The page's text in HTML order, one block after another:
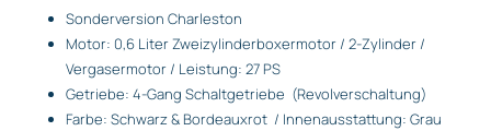
Sonderversion Charleston
Motor: 0,6 Liter Zweizylinderboxermotor / 2-Zylinder /
Vergasermotor / Leistung: 27 PS
Getriebe: 4-Gang Schaltgetriebe (Revolverschaltung)
Farbe: Schwarz & Bordeauxrot / Innenausstattung: Grau